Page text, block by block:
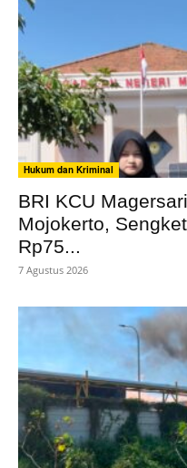
Hukum dan Kriminal
BRI KCU
Mojokerto,
Rp75...
7 Agustus 2026